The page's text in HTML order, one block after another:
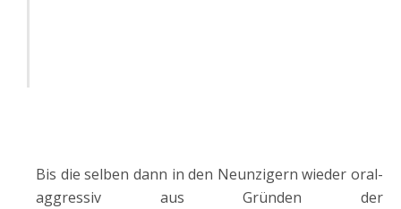
Bis die selben dann in den Neunzigern wieder oral-
aggressiv aus Gründen der